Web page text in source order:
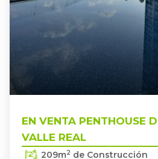
EN VENTA
ALADA VALLE REAL
EN VENTA PENTHOUSE
VALLE REAL
209m2 de Construcción